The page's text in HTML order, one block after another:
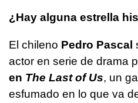
¿Hay alguna estrella
El chileno Pedro Pascal
actor en serie de drama
en The Last of Us, un
esfumado en lo que va